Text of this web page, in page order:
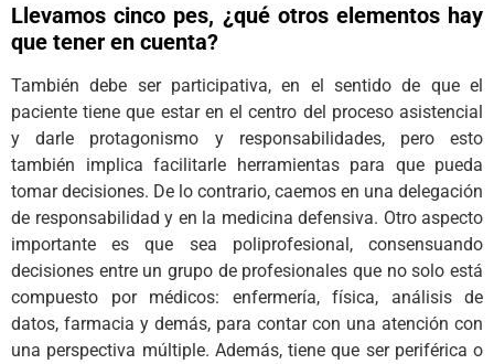
Llevamos cinco pes, ¿qué otros elementos hay
que tener en cuenta?
También debe ser participativa, en el sentido de que el
paciente tiene que estar en el centro del proceso asistencial
y darle protagonismo y responsabilidades, pero esto
también implica facilitarle herramientas para que pueda
tomar decisiones. De lo contrario, caemos en una delegación
de responsabilidad y en la medicina defensiva. Otro aspecto
importante es que sea poliprofesional, consensuando
decisiones entre un grupo de profesionales que no solo está
compuesto por médicos: enfermería, física, análisis de
datos, farmacia y demás, para contar con una atención con
una perspectiva múltiple. Además, tiene que ser periférica o